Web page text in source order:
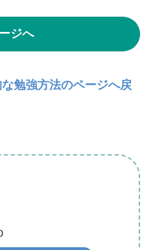
ジへ
勉強方法のページへ戻